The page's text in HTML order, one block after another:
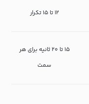
۱۲ تا ۱۵ تکرار
۱۵ تا ۲۰ ثانیه برای هر
سمت